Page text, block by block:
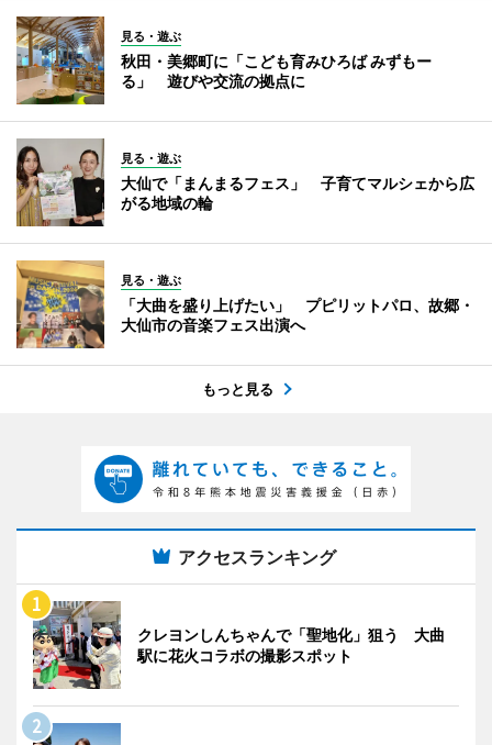
見る・遊ぶ
秋田・美郷町に「こども育みひろば みずもー
る」 遊びや交流の拠点に
見る・遊ぶ
大仙で「まんまるフェス」 子育てマルシェから広
がる地域の輪
見る・遊ぶ
「大曲を盛り上げたい」 プピリットパロ、故郷・
大仙市の音楽フェス出演へ
もっと見る
アクセスランキング
クレヨンしんちゃんで「聖地化」狙う 大曲
駅に花火コラボの撮影スポット